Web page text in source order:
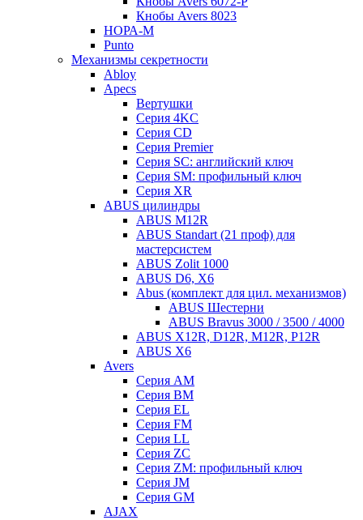
Кнобы Avers 8023
НОРА-М
Punto
Механизмы секретности
Abloy
Apecs
Вертушки
Серия 4KC
Серия CD
Серия Premier
Серия SC: английский ключ
Серия SM: профильный ключ
Серия XR
ABUS цилиндры
ABUS M12R
ABUS Standart (21 проф) для
мастерсистем
ABUS Zolit 1000
ABUS D6, X6
Abus (комплект для цил. механизмов)
ABUS Шестерни
ABUS Bravus 3000 / 3500 / 4000
ABUS X12R, D12R, M12R, P12R
ABUS X6
Avers
Серия AM
Серия BM
Серия EL
Серия FM
Серия LL
Серия ZC
Серия ZM: профильный ключ
Серия JM
Серия GM
AJAX